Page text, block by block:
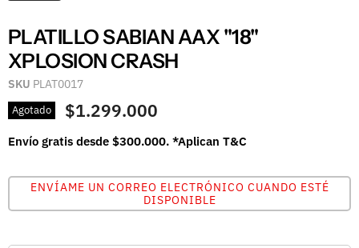
PLATILLO SABIAN AAX "18"
XPLOSION CRASH
SKU PLAT0017
Agotado $1.299.000
Envío gratis desde $300.000. *Aplican T&C
ENVÍAME UN CORREO ELECTRÓNICO CUANDO ESTÉ
DISPONIBLE